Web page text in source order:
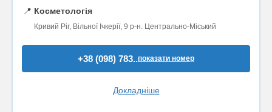
📍 Косметологія
Кривий Ріг, Вільної Ічкерії, 9 р-н. Центрально-Міський
+38 (098) 783..показати номер
Докладніше